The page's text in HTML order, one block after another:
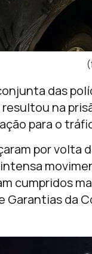
das
na
para o
por volta
cumpridos
Garantias da